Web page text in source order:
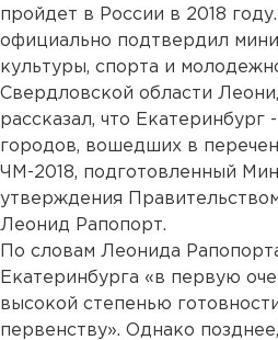
пройдет в России в 2018
официально подтвердил
культуры, спорта и
Свердловской области
рассказал, что Екатеринбург
городов, вошедших в
ЧМ-2018, подготовленный
утверждения
Леонид Рапопорт.
По словам Леонида
Екатеринбурга «в первую
высокой степенью
первенству». Однако